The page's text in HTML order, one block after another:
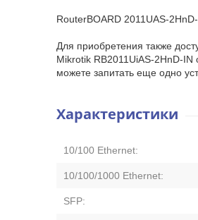
RouterBOARD 2011UAS-
Для приобретения также
Mikrotik RB2011UiAS-2HnD-
можете запитать еще одно
Характеристики
10/100 Ethernet:
10/100/1000 Ethernet:
SFP: